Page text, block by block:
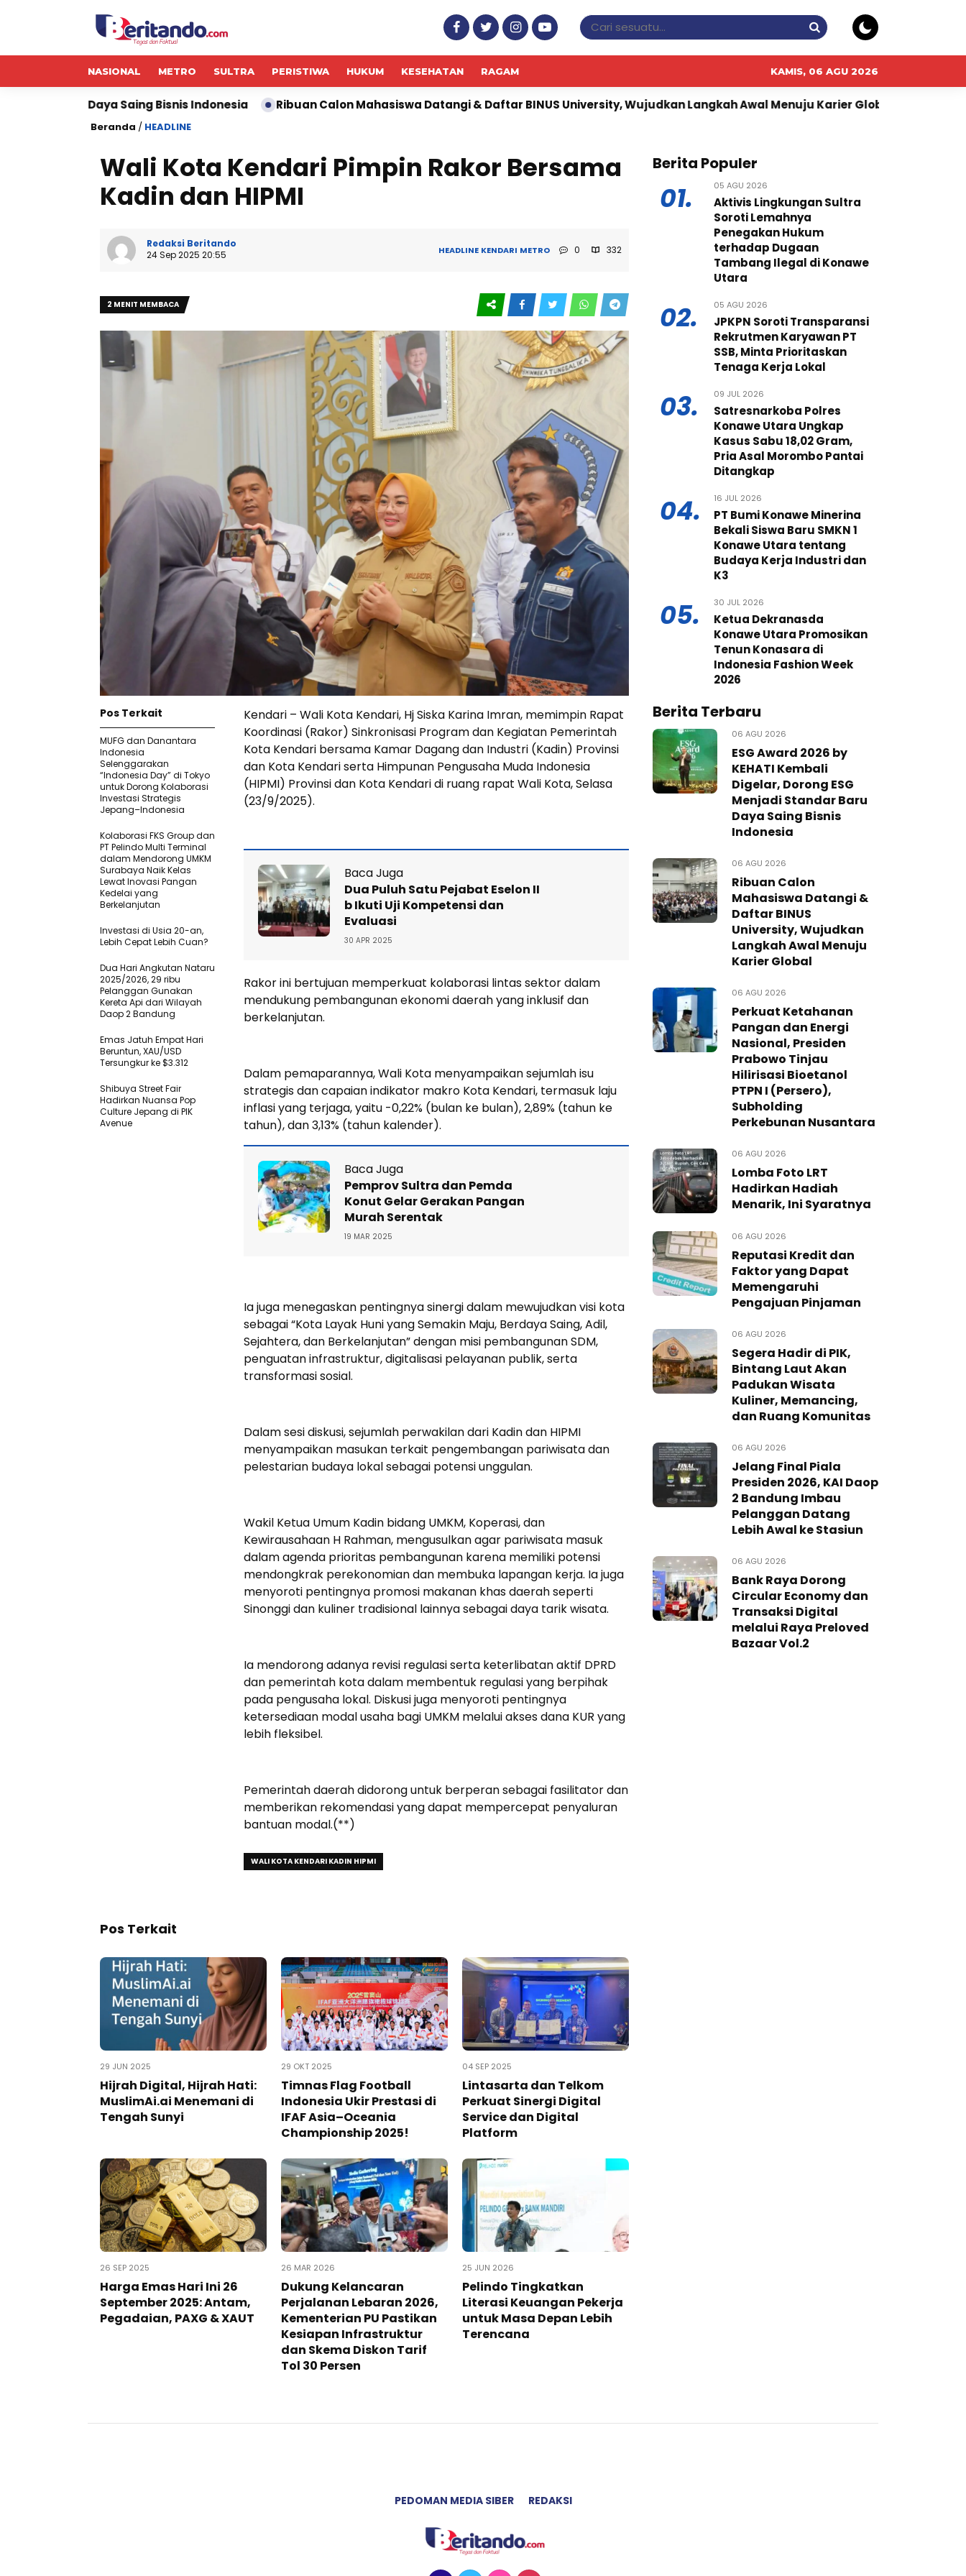
NASIONAL METRO SULTRA PERISTIWA HUKUM KESEHATAN RAGAM KAMIS, 06 AGU 2026
Saing Bisnis Indonesia Ribuan Calon Mahasiswa Datangi & Daftar BINUS University, Wujudkan Langkah Awal Menuju Karier Global Perkuat Ketahanan
Beranda / HEADLINE
Wali Kota Kendari Pimpin Rakor Bersama
Kadin dan HIPMI
Redaksi Beritando
24 Sep 2025 20:55
HEADLINE KENDARI METRO 0 332
2 MENIT MEMBACA
Kendari – Wali Kota Kendari, Hj Siska Karina Imran, memimpin Rapat
Koordinasi (Rakor) Sinkronisasi Program dan Kegiatan Pemerintah
Kota Kendari bersama Kamar Dagang dan Industri (Kadin) Provinsi
dan Kota Kendari serta Himpunan Pengusaha Muda Indonesia
(HIPMI) Provinsi dan Kota Kendari di ruang rapat Wali Kota, Selasa
(23/9/2025).
Baca Juga
Dua Puluh Satu Pejabat Eselon II
b Ikuti Uji Kompetensi dan
Evaluasi
30 APR 2025
Rakor ini bertujuan memperkuat kolaborasi lintas sektor dalam
mendukung pembangunan ekonomi daerah yang inklusif dan
berkelanjutan.
Dalam pemaparannya, Wali Kota menyampaikan sejumlah isu
strategis dan capaian indikator makro Kota Kendari, termasuk laju
inflasi yang terjaga, yaitu -0,22% (bulan ke bulan), 2,89% (tahun ke
tahun), dan 3,13% (tahun kalender).
Baca Juga
Pemprov Sultra dan Pemda
Konut Gelar Gerakan Pangan
Murah Serentak
19 MAR 2025
Ia juga menegaskan pentingnya sinergi dalam mewujudkan visi kota
sebagai “Kota Layak Huni yang Semakin Maju, Berdaya Saing, Adil,
Sejahtera, dan Berkelanjutan” dengan misi pembangunan SDM,
penguatan infrastruktur, digitalisasi pelayanan publik, serta
transformasi sosial.
Dalam sesi diskusi, sejumlah perwakilan dari Kadin dan HIPMI
menyampaikan masukan terkait pengembangan pariwisata dan
pelestarian budaya lokal sebagai potensi unggulan.
Wakil Ketua Umum Kadin bidang UMKM, Koperasi, dan
Kewirausahaan H Rahman, mengusulkan agar pariwisata masuk
dalam agenda prioritas pembangunan karena memiliki potensi
mendongkrak perekonomian dan membuka lapangan kerja. Ia juga
menyoroti pentingnya promosi makanan khas daerah seperti
Sinonggi dan kuliner tradisional lainnya sebagai daya tarik wisata.
Ia mendorong adanya revisi regulasi serta keterlibatan aktif DPRD
dan pemerintah kota dalam membentuk regulasi yang berpihak
pada pengusaha lokal. Diskusi juga menyoroti pentingnya
ketersediaan modal usaha bagi UMKM melalui akses dana KUR yang
lebih fleksibel.
Pemerintah daerah didorong untuk berperan sebagai fasilitator dan
memberikan rekomendasi yang dapat mempercepat penyaluran
bantuan modal.(**)
WALI KOTA KENDARI KADIN HIPMI
Pos Terkait
MUFG dan Danantara
Indonesia
Selenggarakan
“Indonesia Day” di Tokyo
untuk Dorong Kolaborasi
Investasi Strategis
Jepang–Indonesia
Kolaborasi FKS Group dan
PT Pelindo Multi Terminal
dalam Mendorong UMKM
Surabaya Naik Kelas
Lewat Inovasi Pangan
Kedelai yang
Berkelanjutan
Investasi di Usia 20-an,
Lebih Cepat Lebih Cuan?
Dua Hari Angkutan Nataru
2025/2026, 29 ribu
Pelanggan Gunakan
Kereta Api dari Wilayah
Daop 2 Bandung
Emas Jatuh Empat Hari
Beruntun, XAU/USD
Tersungkur ke $3.312
Shibuya Street Fair
Hadirkan Nuansa Pop
Culture Jepang di PIK
Avenue
Pos Terkait
29 JUN 2025
Hijrah Digital, Hijrah Hati:
MuslimAi.ai Menemani di
Tengah Sunyi
29 OKT 2025
Timnas Flag Football
Indonesia Ukir Prestasi di
IFAF Asia–Oceania
Championship 2025!
04 SEP 2025
Lintasarta dan Telkom
Perkuat Sinergi Digital
Service dan Digital
Platform
26 SEP 2025
Harga Emas Hari Ini 26
September 2025: Antam,
Pegadaian, PAXG & XAUT
26 MAR 2026
Dukung Kelancaran
Perjalanan Lebaran 2026,
Kementerian PU Pastikan
Kesiapan Infrastruktur
dan Skema Diskon Tarif
Tol 30 Persen
25 JUN 2026
Pelindo Tingkatkan
Literasi Keuangan Pekerja
untuk Masa Depan Lebih
Terencana
Berita Populer
01. 05 AGU 2026
Aktivis Lingkungan Sultra
Soroti Lemahnya
Penegakan Hukum
terhadap Dugaan
Tambang Ilegal di Konawe
Utara
02. 05 AGU 2026
JPKPN Soroti Transparansi
Rekrutmen Karyawan PT
SSB, Minta Prioritaskan
Tenaga Kerja Lokal
03. 09 JUL 2026
Satresnarkoba Polres
Konawe Utara Ungkap
Kasus Sabu 18,02 Gram,
Pria Asal Morombo Pantai
Ditangkap
04. 16 JUL 2026
PT Bumi Konawe Minerina
Bekali Siswa Baru SMKN 1
Konawe Utara tentang
Budaya Kerja Industri dan
K3
05. 30 JUL 2026
Ketua Dekranasda
Konawe Utara Promosikan
Tenun Konasara di
Indonesia Fashion Week
2026
Berita Terbaru
06 AGU 2026
ESG Award 2026 by
KEHATI Kembali
Digelar, Dorong ESG
Menjadi Standar Baru
Daya Saing Bisnis
Indonesia
06 AGU 2026
Ribuan Calon
Mahasiswa Datangi &
Daftar BINUS
University, Wujudkan
Langkah Awal Menuju
Karier Global
06 AGU 2026
Perkuat Ketahanan
Pangan dan Energi
Nasional, Presiden
Prabowo Tinjau
Hilirisasi Bioetanol
PTPN I (Persero),
Subholding
Perkebunan Nusantara
06 AGU 2026
Lomba Foto LRT
Hadirkan Hadiah
Menarik, Ini Syaratnya
06 AGU 2026
Reputasi Kredit dan
Faktor yang Dapat
Memengaruhi
Pengajuan Pinjaman
06 AGU 2026
Segera Hadir di PIK,
Bintang Laut Akan
Padukan Wisata
Kuliner, Memancing,
dan Ruang Komunitas
06 AGU 2026
Jelang Final Piala
Presiden 2026, KAI Daop
2 Bandung Imbau
Pelanggan Datang
Lebih Awal ke Stasiun
06 AGU 2026
Bank Raya Dorong
Circular Economy dan
Transaksi Digital
melalui Raya Preloved
Bazaar Vol.2
PEDOMAN MEDIA SIBER REDAKSI